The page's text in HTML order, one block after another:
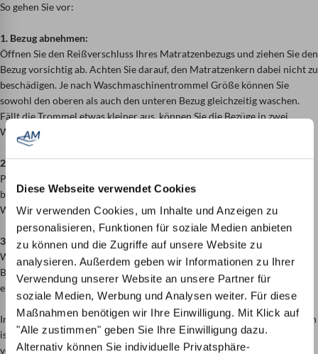
Diese Webseite verwendet Cookies
Wir verwenden Cookies, um Inhalte und Anzeigen zu
personalisieren, Funktionen für soziale Medien anbieten
zu können und die Zugriffe auf unsere Website zu
analysieren. Außerdem geben wir Informationen zu Ihrer
Verwendung unserer Website an unsere Partner für
soziale Medien, Werbung und Analysen weiter. Für diese
Maßnahmen benötigen wir Ihre Einwilligung. Mit Klick auf
"Alle zustimmen" geben Sie Ihre Einwilligung dazu.
Alternativ können Sie individuelle Privatsphäre-
So gehen Sie vor:
1. Bezug abnehmen:
Öffnen Sie den Reißverschluss Ihres Matratzenbezugs und ziehen Sie den
Bezug vorsichtig ab. Achten Sie darauf, den Matratzenkern dabei nicht zu
beschädigen. Je nach Waschmaschinentrommel Größe können Sie
sowohl den oberen als auch den unteren Bezug gleichzeitig waschen.
Fällt die Trommel etwas kleiner aus, können Sie die Bezüge in zwei
Waschgängen waschen.
2. Waschanleitung beachten:
Prüfen Sie das Pflegeetikett des Bezugs. In der Regel sind unsere Bezüge
bis 60 Grad in der Maschine waschbar. Verwenden Sie ein mildes
Waschmittel und wählen Sie einen schonenden Waschgang.
3. Trocknung:
Wir können empfehlen, die Bezüge an der Luft zu trocknen. Unsere
Bezüge sind auch trocknergeeignet, stellen Sie hier bitte sicher, dass Sie
ein sehr schonendes Programm auf niedriger Stufe im Trockner wählen.
In beiden Fällen ist es wichtig, dass der Bezug wieder vollständig trocken
ist, bevor Sie ihn wieder auf die Matratze ziehen. Ein noch nicht
vollständig getrockneter Bezug ist unflexibler und lässt sich schwieriger